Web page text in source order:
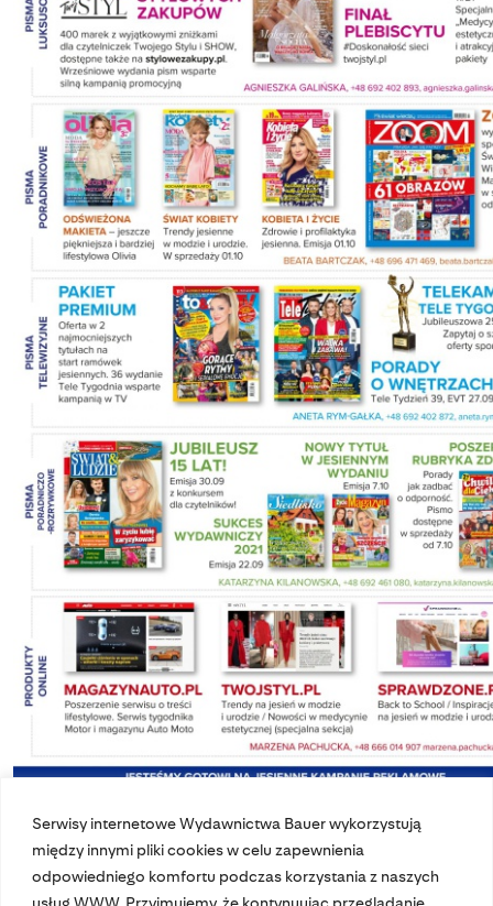
Serwisy internetowe Wydawnictwa Bauer wykorzystują
między innymi pliki cookies w celu zapewnienia
odpowiedniego komfortu podczas korzystania z naszych
usług WWW. Przyjmujemy, że kontynuując przeglądanie